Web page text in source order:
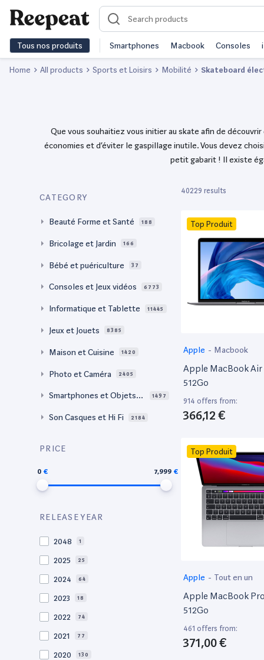
Tous nos produits Smartphones Macbook Consoles
Home All products Sports et Loisirs Mobilité Skateboard
Que vous souhaitiez vous initier au skate afin de
économies et d’éviter le gaspillage inutile. Vous devez
petit gabarit ! Il existe
CATEGORY
Beauté Forme et Santé 188
Bricolage et Jardin 166
Bébé et puériculture 37
Consoles et Jeux vidéos 6773
Informatique et Tablette 11445
Jeux et Jouets 8385
Maison et Cuisine 1420
Photo et Caméra 2405
Smartphones et Objets c
1497
Son Casques et Hi Fi 2184
PRICE
0 7,999
RELEASE YEAR
2048 1
2025 25
2024 64
2023 18
2022 74
2021 77
2020 130
40229 results
Top Produit
Apple - Macbook
Apple MacBook Air
512Go
914 offers from:
366,12 €
Top Produit
Apple - Tout en un
Apple MacBook Pro
512Go
461 offers from:
371,00 €